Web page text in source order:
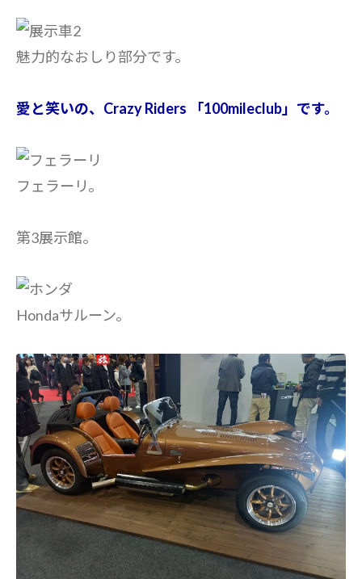
魅力的なおしり部分です。
愛と笑いの、Crazy Riders 「100mileclub」です。
フェラーリ。
第3展示館。
Hondaサルーン。